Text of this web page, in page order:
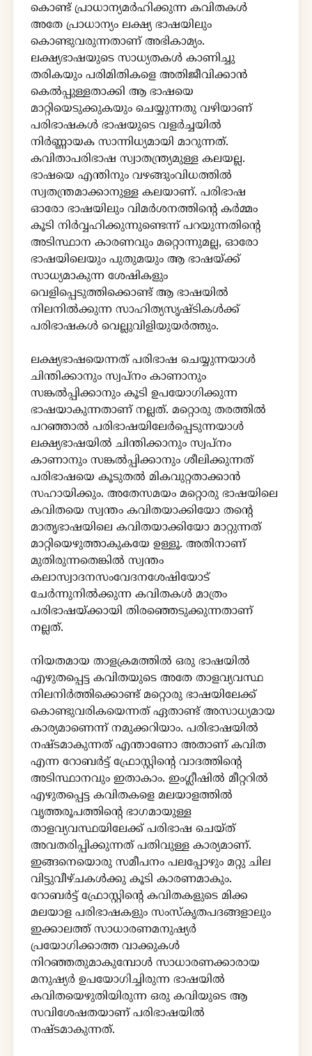
കൊണ്ട് പ്രാധാന്യമർഹിക്കുന്ന കവിതകൾ
അതേ പ്രാധാന്യം ലക്ഷ്യ ഭാഷയിലും
കൊണ്ടുവരുന്നതാണ് അഭികാമ്യം.
ലക്ഷ്യഭാഷയുടെ സാധ്യതകൾ കാണിച്ചു
തരികയും പരിമിതികളെ അതിജീവിക്കാൻ
കെൽപ്പുള്ളതാക്കി ആ ഭാഷയെ
മാറ്റിയെടുക്കുകയും ചെയ്യുന്നതു വഴിയാണ്
പരിഭാഷകൾ ഭാഷയുടെ വളർച്ചയിൽ
നിർണ്ണായക സാന്നിധ്യമായി മാറുന്നത്.
കവിതാപരിഭാഷ സ്വാതന്ത്ര്യമുള്ള കലയല്ല.
ഭാഷയെ എന്തിനും വഴങ്ങുംവിധത്തിൽ
സ്വതന്ത്രമാക്കാനുള്ള കലയാണ്. പരിഭാഷ
ഓരോ ഭാഷയിലും വിമർശനത്തിൻ്റെ കർമ്മം
കൂടി നിർവ്വഹിക്കുന്നുണ്ടെന്ന് പറയുന്നതിൻ്റെ
അടിസ്ഥാന കാരണവും മറ്റൊന്നുമല്ല, ഓരോ
ഭാഷയിലെയും പുതുമയും ആ ഭാഷയ്ക്ക്
സാധ്യമാകുന്ന ശേഷികളും
വെളിപ്പെടുത്തിക്കൊണ്ട് ആ ഭാഷയിൽ
നിലനിൽക്കുന്ന സാഹിത്യസൃഷ്ടികൾക്ക്
പരിഭാഷകൾ വെല്ലുവിളിയുയർത്തും.
ലക്ഷ്യഭാഷയെന്നത് പരിഭാഷ ചെയ്യുന്നയാൾ
ചിന്തിക്കാനും സ്വപ്നം കാണാനും
സങ്കൽപ്പിക്കാനും കൂടി ഉപയോഗിക്കുന്ന
ഭാഷയാകുന്നതാണ് നല്ലത്. മറ്റൊരു തരത്തിൽ
പറഞ്ഞാൽ പരിഭാഷയിലേർപ്പെടുന്നയാൾ
ലക്ഷ്യഭാഷയിൽ ചിന്തിക്കാനും സ്വപ്നം
കാണാനും സങ്കൽപ്പിക്കാനും ശീലിക്കുന്നത്
പരിഭാഷയെ കൂടുതൽ മികവുറ്റതാക്കാൻ
സഹായിക്കും. അതേസമയം മറ്റൊരു ഭാഷയിലെ
കവിതയെ സ്വന്തം കവിതയാക്കിയോ തൻ്റെ
മാതൃഭാഷയിലെ കവിതയാക്കിയോ മാറ്റുന്നത്
മാറ്റിയെഴുത്താകുകയേ ഉള്ളൂ. അതിനാണ്
മുതിരുന്നതെങ്കിൽ സ്വന്തം
കലാസ്വാദനസംവേദനശേഷിയോട്
ചേർന്നുനിൽക്കുന്ന കവിതകൾ മാത്രം
പരിഭാഷയ്ക്കായി തിരഞ്ഞെടുക്കുന്നതാണ്
നല്ലത്.
നിയതമായ താളക്രമത്തിൽ ഒരു ഭാഷയിൽ
എഴുതപ്പെട്ട കവിതയുടെ അതേ താളവ്യവസ്ഥ
നിലനിർത്തിക്കൊണ്ട് മറ്റൊരു ഭാഷയിലേക്ക്
കൊണ്ടുവരികയെന്നത് ഏതാണ്ട് അസാധ്യമായ
കാര്യമാണെന്ന് നമുക്കറിയാം. പരിഭാഷയിൽ
നഷ്ടമാകുന്നത് എന്താണോ അതാണ് കവിത
എന്ന റോബർട്ട് ഫ്രോസ്റ്റിൻ്റെ വാദത്തിൻ്റെ
അടിസ്ഥാനവും ഇതാകാം. ഇംഗ്ലീഷിൽ മീറ്ററിൽ
എഴുതപ്പെട്ട കവിതകളെ മലയാളത്തിൽ
വൃത്തരൂപത്തിൻ്റെ ഭാഗമായുള്ള
താളവ്യവസ്ഥയിലേക്ക് പരിഭാഷ ചെയ്ത്
അവതരിപ്പിക്കുന്നത് പതിവുള്ള കാര്യമാണ്.
ഇങ്ങനെയൊരു സമീപനം പലപ്പോഴും മറ്റു ചില
വിട്ടുവീഴ്ചകൾക്കു കൂടി കാരണമാകും.
റോബർട്ട് ഫ്രോസ്റ്റിൻ്റെ കവിതകളുടെ മിക്ക
മലയാള പരിഭാഷകളും സംസ്കൃതപദങ്ങളാലും
ഇക്കാലത്ത് സാധാരണമനുഷ്യർ
പ്രയോഗിക്കാത്ത വാക്കുകൾ
നിറഞ്ഞതുമാകുമ്പോൾ സാധാരണക്കാരായ
മനുഷ്യർ ഉപയോഗിച്ചിരുന്ന ഭാഷയിൽ
കവിതയെഴുതിയിരുന്ന ഒരു കവിയുടെ ആ
സവിശേഷതയാണ് പരിഭാഷയിൽ
നഷ്ടമാകുന്നത്.